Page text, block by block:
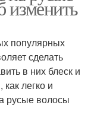
изменить
популярных
сделать
в них блеск и
легко и
русые волосы